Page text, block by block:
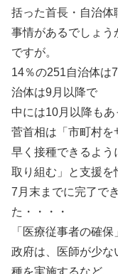
括った首長・自治体
事情があるでしょう
ですが。
14％の251自治体は
治体は9月以降で
中には10月以降もあ
菅首相は「市町村を
早く接種できるよう
取り組む」と支援を
7月末までに完了で
た・・・・
「医療従事者の確
政府は、医師が少な
種を実施するなど、